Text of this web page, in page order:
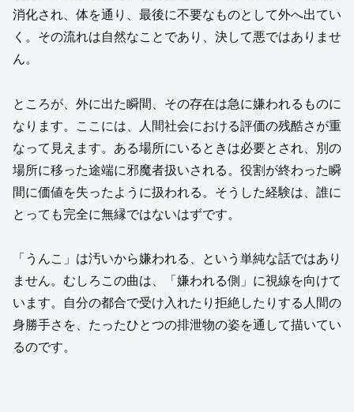
消化され、体を通り、最後に不要なものとして外へ出てい
く。その流れは自然なことであり、決して悪ではありませ
ん。
ところが、外に出た瞬間、その存在は急に嫌われるものに
なります。ここには、人間社会における評価の残酷さが重
なって見えます。ある場所にいるときは必要とされ、別の
場所に移った途端に邪魔者扱いされる。役割が終わった瞬
間に価値を失ったように扱われる。そうした経験は、誰に
とっても完全に無縁ではないはずです。
「うんこ」は汚いから嫌われる、という単純な話ではあり
ません。むしろこの曲は、「嫌われる側」に視線を向けて
います。自分の都合で受け入れたり拒絶したりする人間の
身勝手さを、たったひとつの排泄物の姿を通して描いてい
るのです。